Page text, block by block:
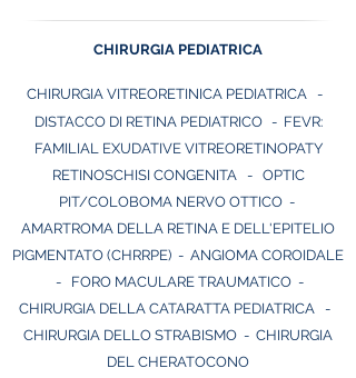
CHIRURGIA PEDIATRICA
CHIRURGIA VITREORETINICA PEDIATRICA -
DISTACCO DI RETINA PEDIATRICO - FEVR:
FAMILIAL EXUDATIVE VITREORETINOPATY
RETINOSCHISI CONGENITA- OPTIC
PIT/COLOBOMA NERVO OTTICO-
AMARTROMA DELLA RETINA E DELL'EPITELIO
PIGMENTATO (CHRRPE) - ANGIOMA COROIDALE
- FORO MACULARE TRAUMATICO -
CHIRURGIA DELLA CATARATTA PEDIATRICA -
CHIRURGIA DELLO STRABISMO - CHIRURGIA
DEL CHERATOCONO